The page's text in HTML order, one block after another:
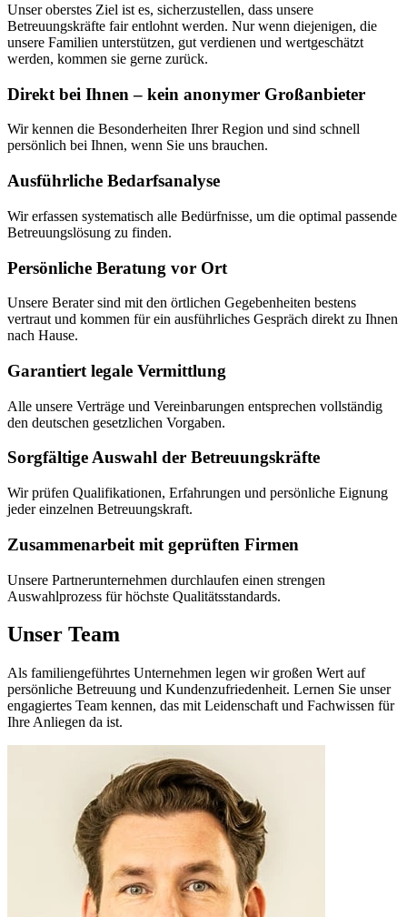
Unser oberstes Ziel ist es, sicherzustellen, dass unsere
Betreuungskräfte fair entlohnt werden. Nur wenn diejenigen, die
unsere Familien unterstützen, gut verdienen und wertgeschätzt
werden, kommen sie gerne zurück.
Direkt bei Ihnen – kein anonymer Großanbieter
Wir kennen die Besonderheiten Ihrer Region und sind schnell
persönlich bei Ihnen, wenn Sie uns brauchen.
Ausführliche Bedarfsanalyse
Wir erfassen systematisch alle Bedürfnisse, um die optimal passende
Betreuungslösung zu finden.
Persönliche Beratung vor Ort
Unsere Berater sind mit den örtlichen Gegebenheiten bestens
vertraut und kommen für ein ausführliches Gespräch direkt zu Ihnen
nach Hause.
Garantiert legale Vermittlung
Alle unsere Verträge und Vereinbarungen entsprechen vollständig
den deutschen gesetzlichen Vorgaben.
Sorgfältige Auswahl der Betreuungskräfte
Wir prüfen Qualifikationen, Erfahrungen und persönliche Eignung
jeder einzelnen Betreuungskraft.
Zusammenarbeit mit geprüften Firmen
Unsere Partnerunternehmen durchlaufen einen strengen
Auswahlprozess für höchste Qualitätsstandards.
Unser Team
Als familiengeführtes Unternehmen legen wir großen Wert auf
persönliche Betreuung und Kundenzufriedenheit. Lernen Sie unser
engagiertes Team kennen, das mit Leidenschaft und Fachwissen für
Ihre Anliegen da ist.